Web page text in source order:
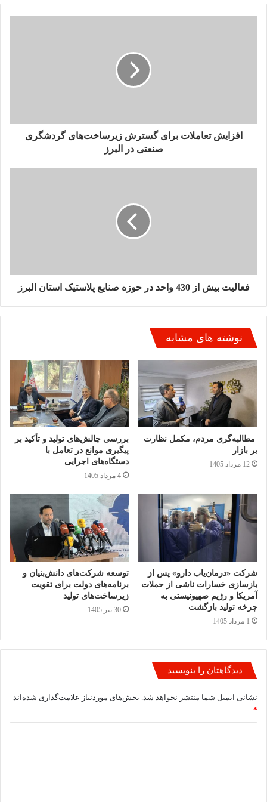
نظر به شایستگی، تعهد و تجارب ارزنده جنابعالی؛ به موجب این حکم
انتظار می رود، با همکاری بخش های مرتبط در وزارت صنعت، معدن
و تجارت و سایر سازمان های حاکمیتی در خدمت به مردم و کسب و
افزایش تعاملات برای گسترش زیرساخت‌های گردشگری
صنعتی در البرز
فعالیت بیش از 430 واحد در حوزه صنايع پلاستیک استان البرز
نوشته های مشابه
مطالبه‌گری مردم، مکمل نظارت
بر بازار
12 مرداد 1405
بررسی چالش‌های تولید و تأکید بر
پیگیری موانع در تعامل با
دستگاه‌های اجرایی
4 مرداد 1405
شرکت «درمان‌یاب دارو» پس از
بازسازی خسارات ناشی از حملات
آمریکا و رژیم صهیونیستی به
چرخه تولید بازگشت
1 مرداد 1405
توسعه شرکت‌های دانش‌بنیان و
برنامه‌های دولت برای تقویت
زیرساخت‌های تولید
30 تیر 1405
دیدگاهتان را بنویسید
نشانی ایمیل شما منتشر نخواهد شد. بخش‌های موردنیاز علامت‌گذاری شده‌اند
*